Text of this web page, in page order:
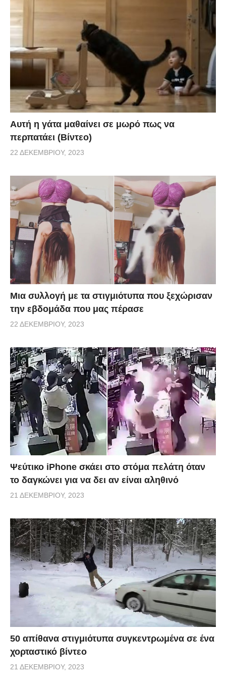
Αυτή η γάτα μαθαίνει σε μωρό πως να
περπατάει (Βίντεο)
22 ΔΕΚΕΜΒΡΊΟΥ, 2023
Μια συλλογή με τα στιγμιότυπα που ξεχώρισαν
την εβδομάδα που μας πέρασε
22 ΔΕΚΕΜΒΡΊΟΥ, 2023
Ψεύτικο iPhone σκάει στο στόμα πελάτη όταν
το δαγκώνει για να δει αν είναι αληθινό
21 ΔΕΚΕΜΒΡΊΟΥ, 2023
50 απίθανα στιγμιότυπα συγκεντρωμένα σε ένα
χορταστικό βίντεο
21 ΔΕΚΕΜΒΡΊΟΥ, 2023